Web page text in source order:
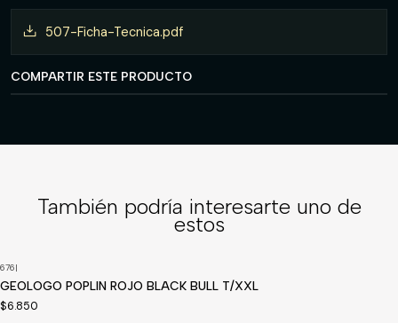
507-Ficha-Tecnica.pdf
COMPARTIR ESTE PRODUCTO
También podría interesarte uno de
estos
676|
GEOLOGO POPLIN ROJO BLACK BULL T/XXL
$6.850